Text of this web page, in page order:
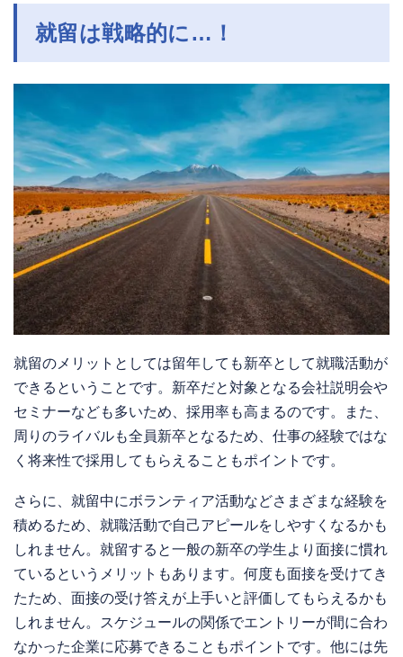
就留は戦略的に…！
就留のメリットとしては留年しても新卒として就職活動が
できるということです。新卒だと対象となる会社説明会や
セミナーなども多いため、採用率も高まるのです。また、
周りのライバルも全員新卒となるため、仕事の経験ではな
く将来性で採用してもらえることもポイントです。
さらに、就留中にボランティア活動などさまざまな経験を
積めるため、就職活動で自己アピールをしやすくなるかも
しれません。就留すると一般の新卒の学生より面接に慣れ
ているというメリットもあります。何度も面接を受けてき
たため、面接の受け答えが上手いと評価してもらえるかも
しれません。スケジュールの関係でエントリーが間に合わ
なかった企業に応募できることもポイントです。他には先